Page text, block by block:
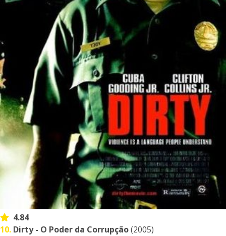
4.84
10. Dirty - O Poder da Corrupção(2005)